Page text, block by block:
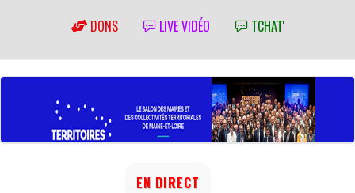
DONS LIVE VIDÉO TCHAT'
EN DIRECT